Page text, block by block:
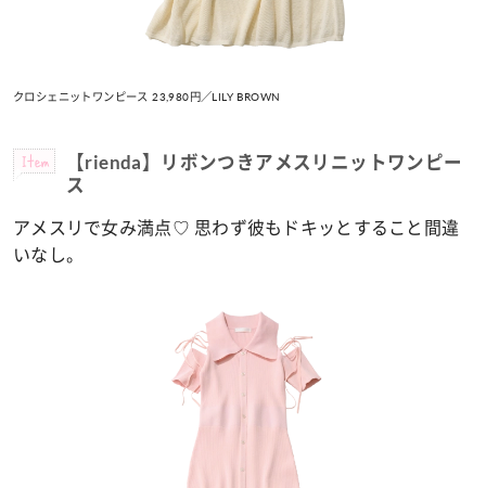
クロシェニットワンピース 23,980円／LILY BROWN
Item
【rienda】リボンつきアメスリニットワンピー
ス
アメスリで女み満点♡ 思わず彼もドキッとすること間違
いなし。